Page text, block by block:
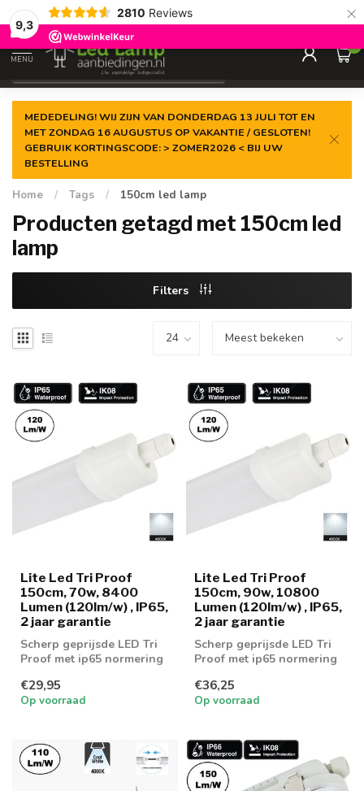
9,3
2810 Reviews ×
Gegarandeerde delaagste prijs
MENU
0
MEDEDELING! WIJ ZIJN VAN DONDERDAG 13 JULI TOT EN
MET ZONDAG 16 AUGUSTUS OP VAKANTIE / GESLOTEN!
GEBRUIK KORTINGSCODE: > ZOMER2026 < BIJ UW
BESTELLING
Home / Tags / 150cm led lamp
Producten getagd met 150cm led
lamp
Filters
Lite Led Tri Proof
150cm, 70w, 8400
Lumen (120lm/w) , IP65,
2 jaar garantie
Scherp geprijsde LED Tri
Proof met ip65 normering
€29,95
Op voorraad
Lite Led Tri Proof
150cm, 90w, 10800
Lumen (120lm/w) , IP65,
2 jaar garantie
Scherp geprijsde LED Tri
Proof met ip65 normering
€36,25
Op voorraad